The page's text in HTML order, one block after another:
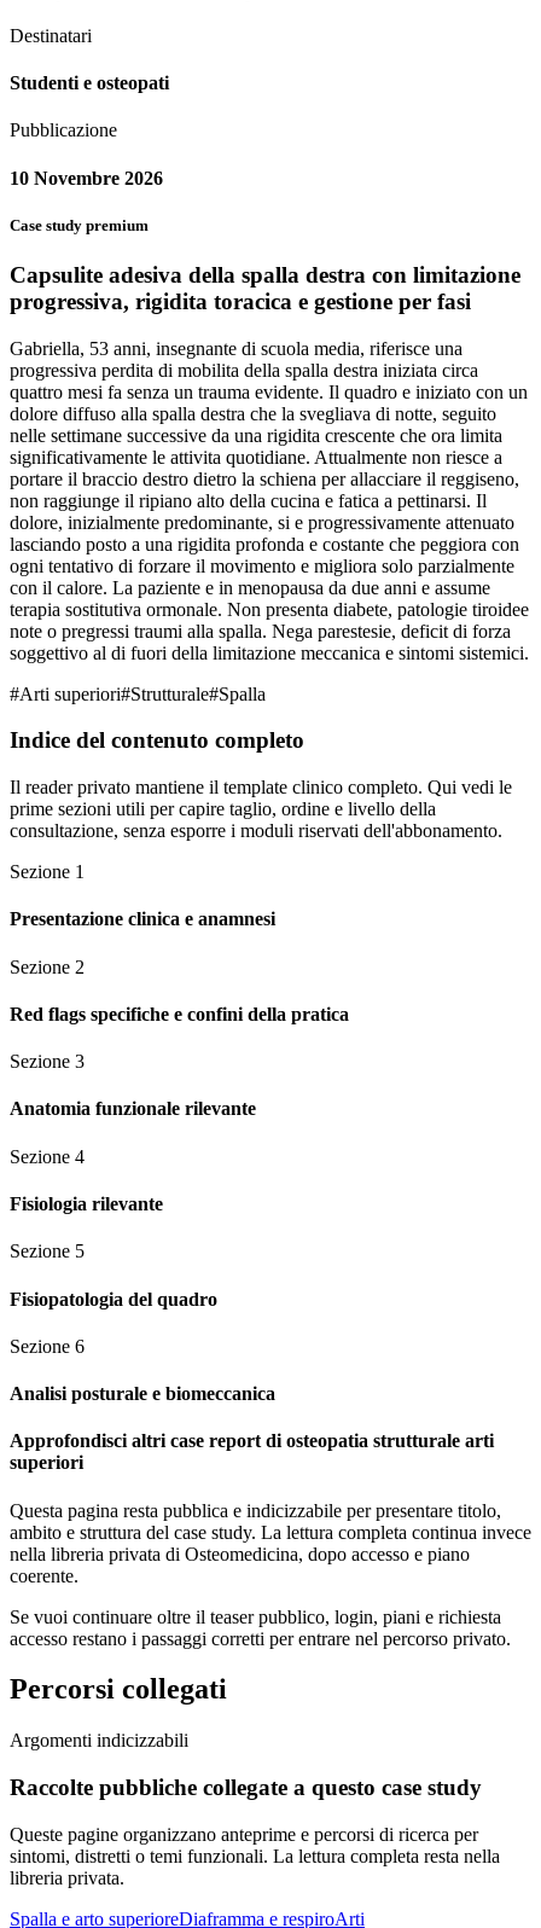
Destinatari
Studenti e osteopati
Pubblicazione
10 Novembre 2026
Case study premium
Capsulite adesiva della spalla destra con limitazione
progressiva, rigidita toracica e gestione per fasi
Gabriella, 53 anni, insegnante di scuola media, riferisce una
progressiva perdita di mobilita della spalla destra iniziata circa
quattro mesi fa senza un trauma evidente. Il quadro e iniziato con un
dolore diffuso alla spalla destra che la svegliava di notte, seguito
nelle settimane successive da una rigidita crescente che ora limita
significativamente le attivita quotidiane. Attualmente non riesce a
portare il braccio destro dietro la schiena per allacciare il reggiseno,
non raggiunge il ripiano alto della cucina e fatica a pettinarsi. Il
dolore, inizialmente predominante, si e progressivamente attenuato
lasciando posto a una rigidita profonda e costante che peggiora con
ogni tentativo di forzare il movimento e migliora solo parzialmente
con il calore. La paziente e in menopausa da due anni e assume
terapia sostitutiva ormonale. Non presenta diabete, patologie tiroidee
note o pregressi traumi alla spalla. Nega parestesie, deficit di forza
soggettivo al di fuori della limitazione meccanica e sintomi sistemici.
#Arti superiori#Strutturale#Spalla
Indice del contenuto completo
Il reader privato mantiene il template clinico completo. Qui vedi le
prime sezioni utili per capire taglio, ordine e livello della
consultazione, senza esporre i moduli riservati dell'abbonamento.
Sezione 1
Presentazione clinica e anamnesi
Sezione 2
Red flags specifiche e confini della pratica
Sezione 3
Anatomia funzionale rilevante
Sezione 4
Fisiologia rilevante
Sezione 5
Fisiopatologia del quadro
Sezione 6
Analisi posturale e biomeccanica
Approfondisci altri case report di osteopatia strutturale arti
superiori
Questa pagina resta pubblica e indicizzabile per presentare titolo,
ambito e struttura del case study. La lettura completa continua invece
nella libreria privata di Osteomedicina, dopo accesso e piano
coerente.
Se vuoi continuare oltre il teaser pubblico, login, piani e richiesta
accesso restano i passaggi corretti per entrare nel percorso privato.
Percorsi collegati
Argomenti indicizzabili
Raccolte pubbliche collegate a questo case study
Queste pagine organizzano anteprime e percorsi di ricerca per
sintomi, distretti o temi funzionali. La lettura completa resta nella
libreria privata.
Spalla e arto superioreDiaframma e respiroArti